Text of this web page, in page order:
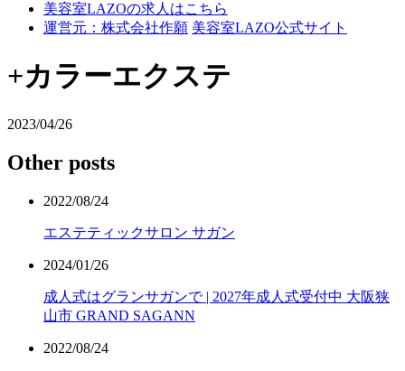
美容室LAZOの求人はこちら
運営元：株式会社作願 美容室LAZO公式サイト
+カラーエクステ
2023/04/26
Other posts
2022/08/24
エステティックサロン サガン
2024/01/26
成人式はグランサガンで | 2027年成人式受付中 大阪狭
山市 GRAND SAGANN
2022/08/24